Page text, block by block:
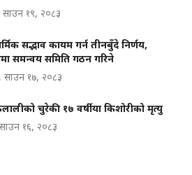
१९, २०८३
सद्भाव कायम गर्न तीनबुँदे निर्णय,
समन्वय समिति गठन गरिने
१७, २०८३
चुरेकी १७ वर्षीया किशोरीको मृत्यु
१६, २०८३